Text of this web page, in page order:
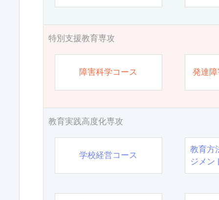
特別支援教育専攻
障害科学コース 発達
教育実践高度化専攻
学校経営コース
教育方
ジメン